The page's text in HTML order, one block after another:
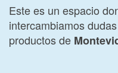
Este es un espacio
intercambiamos
productos de